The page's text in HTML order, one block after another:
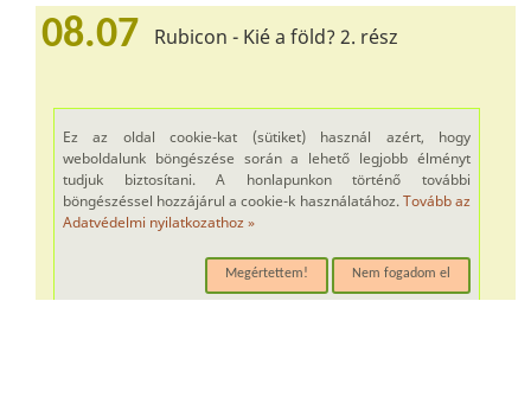
Ez az oldal cookie-kat (sütiket) használ azért, hogy
weboldalunk böngészése során a lehető legjobb élményt
tudjuk biztosítani. A honlapunkon történő további
böngészéssel hozzájárul a cookie-k használatához.Tovább az
Adatvédelmi nyilatkozathoz »
Megértettem! Nem fogadom el
08.07 Rubicon - Kié a föld? 2. rész